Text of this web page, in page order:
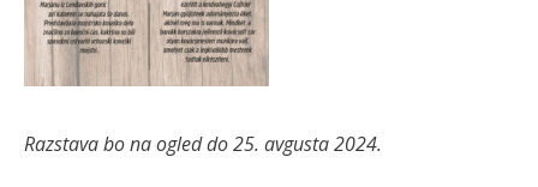
Razstava bo na ogled do 25. avgusta 2024.